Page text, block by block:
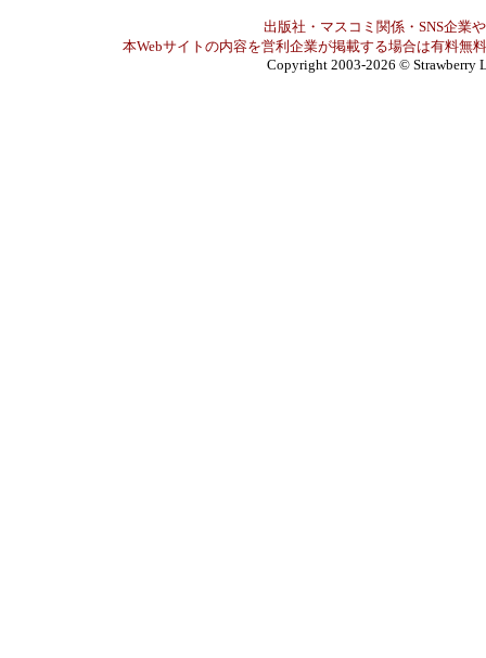
出版社・マスコミ関係・SNS企業
本Webサイトの内容を営利企業が掲載する場合は有料無
Copyright 2003-2026 © Strawberry